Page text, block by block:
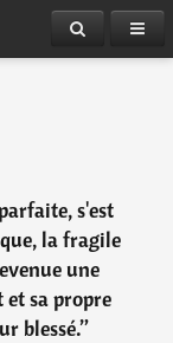
s'est
la fragile
une
sa propre
blessé.”